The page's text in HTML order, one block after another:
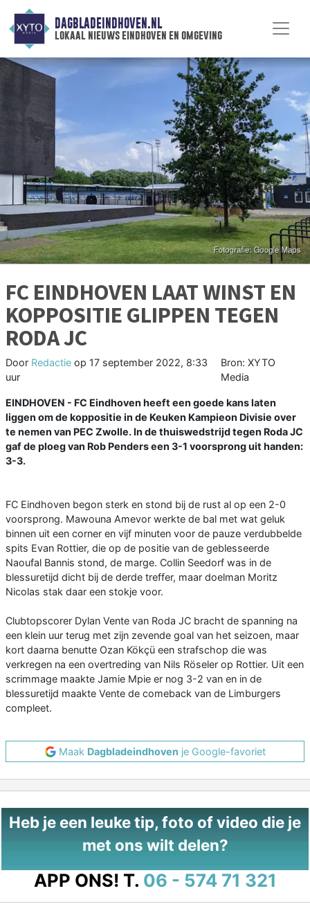
DAGBLADEINDHOVEN.NL
lokaal nieuws eindhoven en omgeving
FC EINDHOVEN LAAT WINST EN
KOPPOSITIE GLIPPEN TEGEN
RODA JC
Door Redactie op 17 september 2022, 8:33
uur
Bron: XYTO
Media
EINDHOVEN - FC Eindhoven heeft een goede kans laten
liggen om de koppositie in de Keuken Kampieon Divisie over
te nemen van PEC Zwolle. In de thuiswedstrijd tegen Roda JC
gaf de ploeg van Rob Penders een 3-1 voorsprong uit handen:
3-3.
FC Eindhoven begon sterk en stond bij de rust al op een 2-0
voorsprong. Mawouna Amevor werkte de bal met wat geluk
binnen uit een corner en vijf minuten voor de pauze verdubbelde
spits Evan Rottier, die op de positie van de geblesseerde
Naoufal Bannis stond, de marge. Collin Seedorf was in de
blessuretijd dicht bij de derde treffer, maar doelman Moritz
Nicolas stak daar een stokje voor.
Clubtopscorer Dylan Vente van Roda JC bracht de spanning na
een klein uur terug met zijn zevende goal van het seizoen, maar
kort daarna benutte Ozan Kökçü een strafschop die was
verkregen na een overtreding van Nils Röseler op Rottier. Uit een
scrimmage maakte Jamie Mpie er nog 3-2 van en in de
blessuretijd maakte Vente de comeback van de Limburgers
compleet.
Maak Dagbladeindhoven je Google-favoriet
Heb je een leuke tip, foto of video die je
met ons wilt delen?
APP ONS! T. 06 - 574 71 321